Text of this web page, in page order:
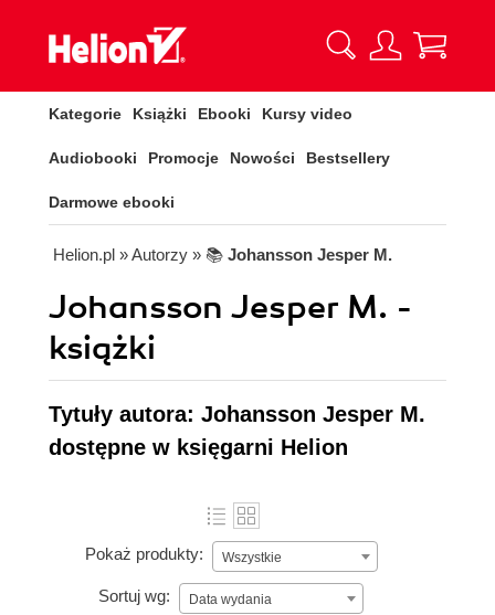
Kategorie Książki Ebooki Kursy video
Audiobooki Promocje Nowości Bestsellery
Darmowe ebooki
Helion.pl » Autorzy » 📚 Johansson Jesper M.
Johansson Jesper M. -
książki
Tytuły autora: Johansson Jesper M.
dostępne w księgarni Helion
Pokaż produkty: Wszystkie
Sortuj wg: Data wydania